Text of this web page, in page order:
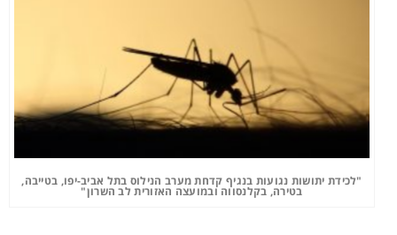
"לכידת יתושות נגועות בנגיף קדחת מערב הנילוס בתל אביב-יפו, בטייבה,
בטירה, בקלנסווה ובמועצה האזורית לב השרון"